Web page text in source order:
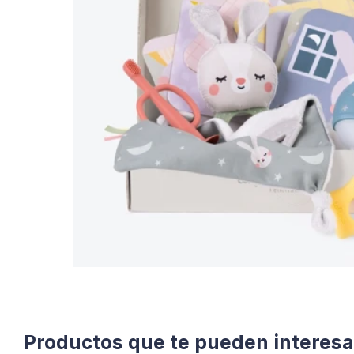
Productos que te pueden